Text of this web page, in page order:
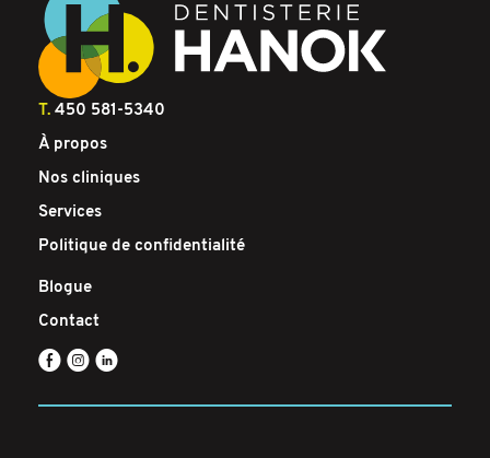
T. 450 581-5340
À propos
Nos cliniques
Services
Politique de confidentialité
Blogue
Contact
E Q C